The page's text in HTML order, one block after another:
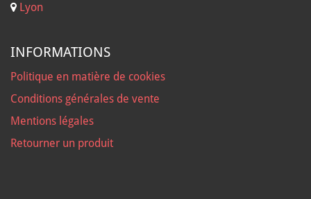
Lyon
INFORMATIONS
Politique en matière de cookies
Conditions générales de vente
Mentions légales
Retourner un produit